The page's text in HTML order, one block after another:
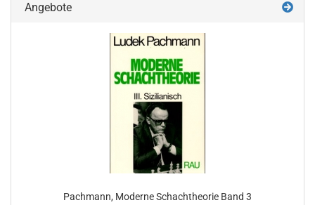
Angebote
Pachmann, Moderne Schachtheorie Band 3